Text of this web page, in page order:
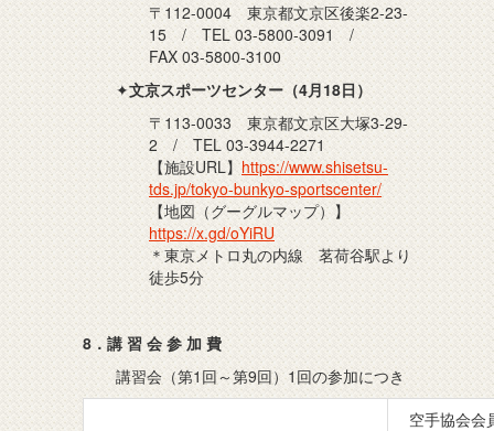
〒112-0004 東京都文京区後楽2-23-
15 / TEL 03-5800-3091 /
FAX 03-5800-3100
✦文京スポーツセンター（4月18日）
〒113-0033 東京都文京区大塚3-29-
2 / TEL 03-3944-2271
【施設URL】https://www.shisetsu-
tds.jp/tokyo-bunkyo-sportscenter/
【地図（グーグルマップ）】
https://x.gd/oYiRU
＊東京メトロ丸の内線 茗荷谷駅より
徒歩5分
8．講 習 会 参 加 費
講習会（第1回～第9回）1回の参加につき
空手協会会